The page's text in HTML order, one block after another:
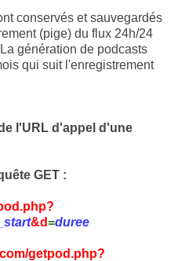
conservés et sauvegardés
(pige) du flux 24h/24
génération de podcasts
qui suit l'enregistrement
l'URL d'appel d'une
GET :
&d=duree
getpod.php?